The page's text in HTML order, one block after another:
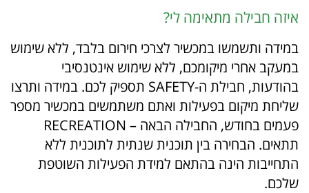
איזה חבילה מתאימה לי?
במידה ותשמשו במכשיר לצרכי חירום בלבד, ללא שימוש
במעקב אחרי מיקומכם, ללא שימוש אינטנסיבי
בהודעות, חבילת ה-SAFETY תספיק לכם. במידה ותרצו
שליחת מיקום בפעילות ואתם משתמשים במכשיר מספר
פעמים בחודש, החבילה הבאה – RECREATION
תתאים. הבחירה בין תוכנית שנתית לתוכנית ללא
התחייבות הינה בהתאם למידת הפעילות השוטפת
שלכם.